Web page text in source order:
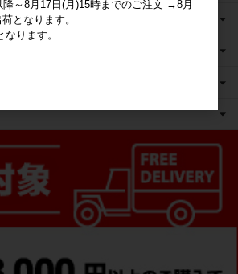
センス商品
降～8月17日(月)15時までのご注文 →8月
となります。
ります。